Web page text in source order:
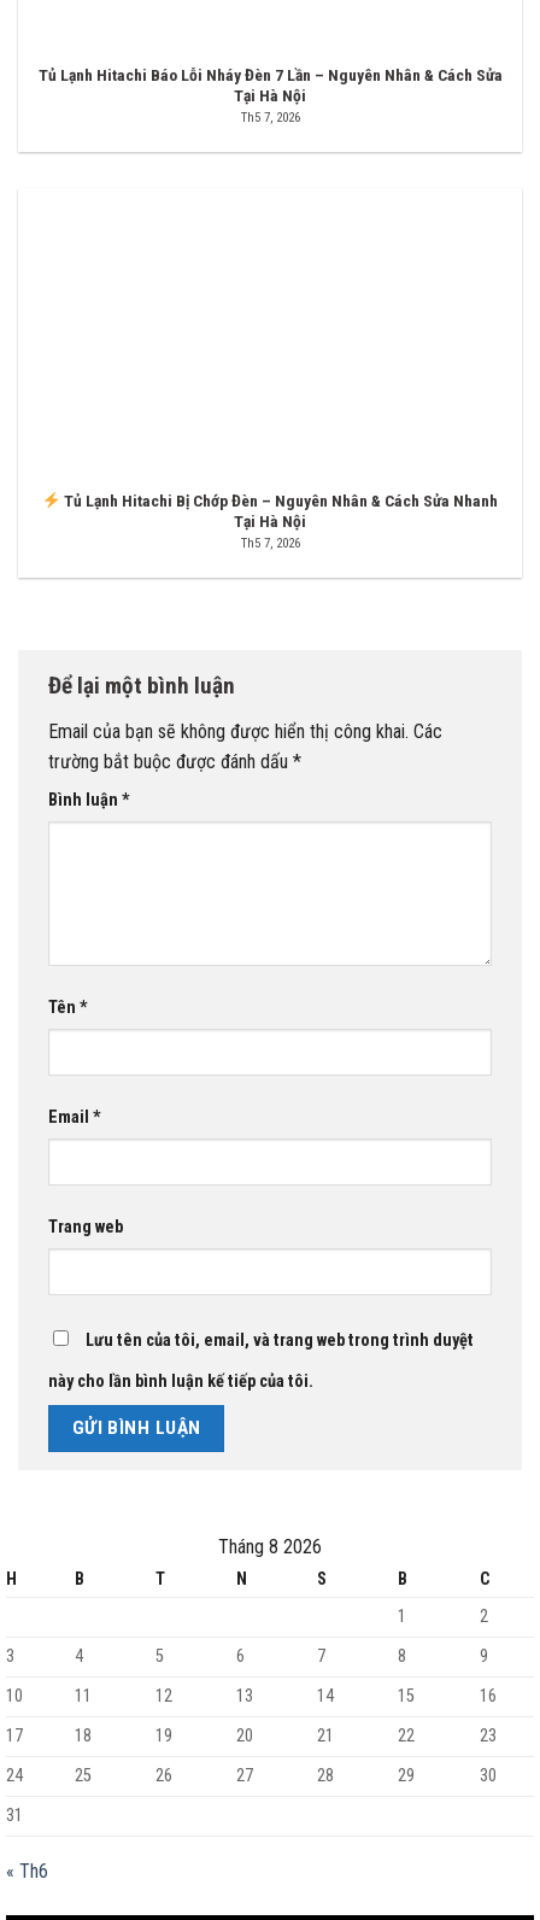
Tủ Lạnh Hitachi Báo Lỗi Nháy Đèn 7 Lần – Nguyên Nhân & Cách Sửa
Tại Hà Nội
Th5 7, 2026
Tủ Lạnh Hitachi Bị Chớp Đèn – Nguyên Nhân & Cách Sửa Nhanh
Tại Hà Nội
Th5 7, 2026
Để lại một bình luận
Email của bạn sẽ không được hiển thị công khai. Các
trường bắt buộc được đánh dấu *
Bình luận *
Tên *
Email *
Trang web
Lưu tên của tôi, email, và trang web trong trình duyệt
này cho lần bình luận kế tiếp của tôi.
Tháng 8 2026
H B T N S B
C
1
2
3
4 5 6 7 8
9
10
11 12 13 14 15
16
17
18 19 20 21 22
23
24
25 26 27 28 29
30
31
« Th6